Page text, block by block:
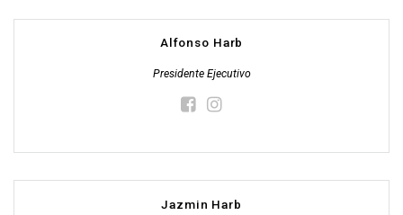
Alfonso Harb
Presidente Ejecutivo
Jazmin Harb